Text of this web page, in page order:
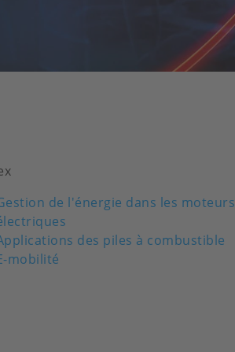
de l'énergie dans les moteurs
des piles à combustible
mobilité